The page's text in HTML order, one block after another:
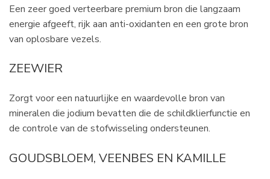
Een zeer goed verteerbare premium bron die langzaam
energie afgeeft, rijk aan anti-oxidanten en een grote bron
van oplosbare vezels.
ZEEWIER
Zorgt voor een natuurlijke en waardevolle bron van
mineralen die jodium bevatten die de schildklierfunctie en
de controle van de stofwisseling ondersteunen.
GOUDSBLOEM, VEENBES EN KAMILLE